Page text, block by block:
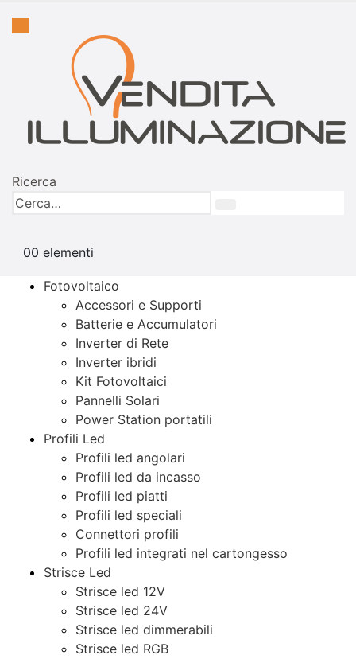
Ricerca
00 elementi
Fotovoltaico
Accessori e Supporti
Batterie e Accumulatori
Inverter di Rete
Inverter ibridi
Kit Fotovoltaici
Pannelli Solari
Power Station portatili
Profili Led
Profili led angolari
Profili led da incasso
Profili led piatti
Profili led speciali
Connettori profili
Profili led integrati nel cartongesso
Strisce Led
Strisce led 12V
Strisce led 24V
Strisce led dimmerabili
Strisce led RGB